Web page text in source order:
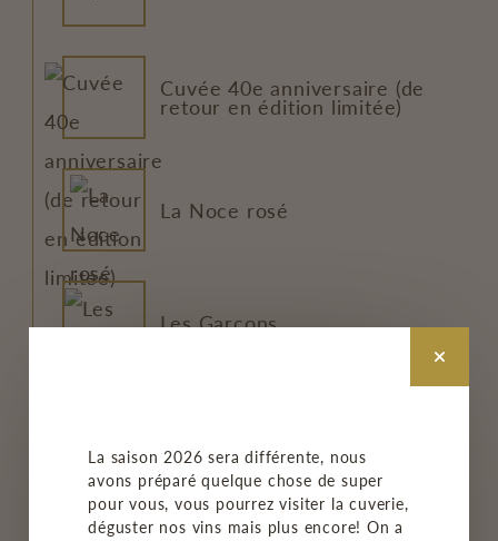
Cuvée 40e anniversaire (de
retour en édition limitée)
La Noce rosé
Les Garçons
La saison 2026 sera différente, nous
avons préparé quelque chose de super
pour vous, vous pourrez visiter la cuverie,
déguster nos vins mais plus encore! On a